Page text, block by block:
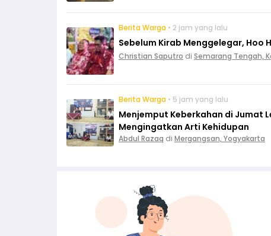
Berita Warga • 2 jam yang lalu
Sebelum Kirab Menggelegar, Hoo
Christian Saputro di Semarang Tengah,
Berita Warga • 5 jam yang lalu
Menjemput Keberkahan di Jumat
Mengingatkan Arti Kehidupan
Abdul Razaq di Mergangsan, Yogyakarta